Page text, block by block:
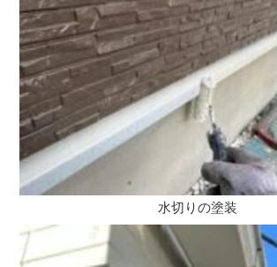
水切りの塗装